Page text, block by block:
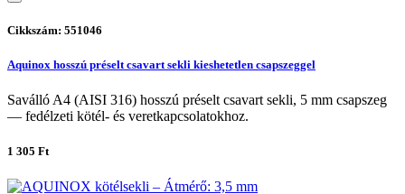
Cikkszám: 551046
Aquinox hosszú préselt csavart sekli kieshetetlen csapszeggel
Saválló A4 (AISI 316) hosszú préselt csavart sekli, 5 mm csapszeg
— fedélzeti kötél- és veretkapcsolatokhoz.
1 305 Ft